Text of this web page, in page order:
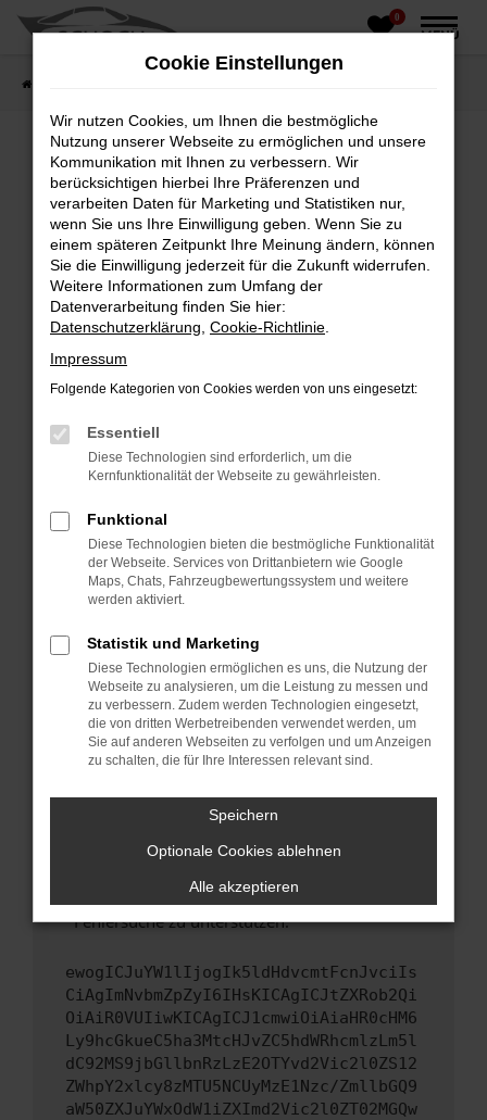
Zum
0
MENÜ
Fehler: Network Error
Beim Laden ist ein Fehler aufgetreten.
Hier sind ein paar Tipps, die dir helfen können:
Überprüfe deine Firewall und deine
Internetverbindung.
Laden andere Webseiten, zum Beispiel deine
Suchmaschine?
Prüfe deine Browsererweiterungen.
können das Laden bestimmter Seiten
verhindern. Funktioniert die Seite in einem
Fenster?
Starte dein Gerät neu.
Das kann manchmal helfen, vorübergehende
Probleme zu beheben.
Betriebssystem auf dem neuesten Stand
sind.
Veraltete Software birgt nicht nur ein
Sicherheitsrisiko, sondern kann auch dazu
führen, dass bestimmte Funktionen nicht mehr
unterstützt werden.
Wende dich an den Webseitenbetreiber.
Wenn du alle oben genannten Schritte versucht
hast, kontaktiere uns bitte. Wir werden
uns diesen Text schicken, um uns bei der
Fehlersuche zu unterstützen:
ewogICJuYW1lIjogIk5ldHdvcmtFcnJvciIs
CiAgImNvbmZpZyI6IHsKICAgICJtZXRob2Qi
OiAiR0VUIiwKICAgICJ1cmwiOiAiaHR0cHM6
Ly9hcGkueC5ha3MtcHJvZC5hdWRhcmlzLm5l
dC92MS9jbGllbnRzLzE2OTYvd2Vic2l0ZS12
ZWhpY2xlcy8zMTU5NCUyMzE1Nzc/ZmllbGQ9
aW50ZXJuYWxOdW1iZXImd2Vic2l0ZT02MGQw
Cookie Einstellungen
Wir nutzen Cookies, um Ihnen die bestmögliche
Nutzung unserer Webseite zu ermöglichen und unsere
Kommunikation mit Ihnen zu verbessern. Wir
berücksichtigen hierbei Ihre Präferenzen und
verarbeiten Daten für Marketing und Statistiken nur,
wenn Sie uns Ihre Einwilligung geben. Wenn Sie zu
einem späteren Zeitpunkt Ihre Meinung ändern, können
Sie die Einwilligung jederzeit für die Zukunft widerrufen.
Weitere Informationen zum Umfang der
Datenverarbeitung finden Sie hier:
Datenschutzerklärung Cookie-Richtlinie
Impressum
Folgende Kategorien von Cookies werden von uns eingesetzt:
Essentiell
Diese Technologien sind erforderlich, um die
Kernfunktionalität der Webseite zu gewährleisten.
Funktional
Diese Technologien bieten die bestmögliche Funktionalität
der Webseite. Services von Drittanbietern wie Google
Maps, Chats, Fahrzeugbewertungssystem und weitere
werden aktiviert.
Statistik und Marketing
Diese Technologien ermöglichen es uns, die Nutzung der
Webseite zu analysieren, um die Leistung zu messen und
zu verbessern. Zudem werden Technologien eingesetzt,
die von dritten Werbetreibenden verwendet werden, um
Sie auf anderen Webseiten zu verfolgen und um Anzeigen
zu schalten, die für Ihre Interessen relevant sind.
Speichern
Optionale Cookies ablehnen
Alle akzeptieren